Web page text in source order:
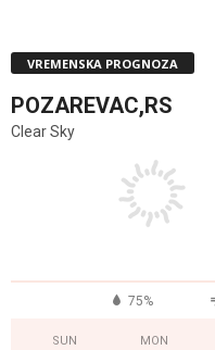
VREMENSKA PROGNOZA
POZAREVAC,RS
Clear Sky
75%
SUN MON